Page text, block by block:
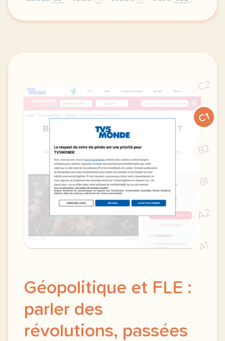
le respect de votre vie privee est une priorite
C2
C1
B2
B1
A2
A1
Géopolitique et FLE :
parler des
révolutions, passées